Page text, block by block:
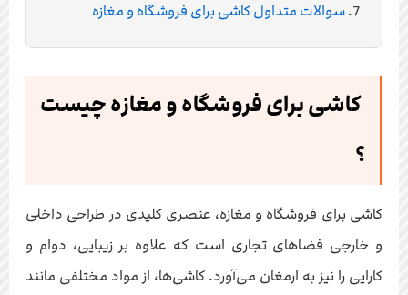
سوالات متداول کاشی برای فروشگاه و مغازه
کاشی برای فروشگاه و مغازه چیست
؟
کاشی برای فروشگاه و مغازه، عنصری کلیدی در طراحی داخلی
و خارجی فضاهای تجاری است که علاوه بر زیبایی، دوام و
کارایی را نیز به ارمغان می‌آورد. کاشی‌ها، از مواد مختلفی مانند